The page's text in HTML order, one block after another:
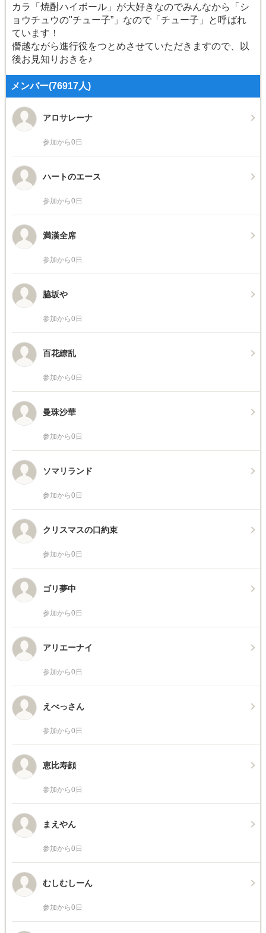
カラ「焼酎ハイボール」が大好きなのでみんなから「シ
ョウチュウの"チュー子”」なので「チュー子」と呼ばれ
ています！
僭越ながら進行役をつとめさせていただきますので、以
後お見知りおきを♪
メンバー(76917人)
アロサレーナ
参加から0日
ハートのエース
参加から0日
満漢全席
参加から0日
脇坂や
参加から0日
百花繚乱
参加から0日
曼珠沙華
参加から0日
ソマリランド
参加から0日
クリスマスの口約束
参加から0日
ゴリ夢中
参加から0日
アリエーナイ
参加から0日
えべっさん
参加から0日
恵比寿顔
参加から0日
まえやん
参加から0日
むしむしーん
参加から0日